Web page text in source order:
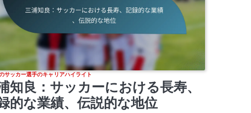
サッカー選手のキャリアハイライト
知良：サッカーにおける長寿、
的な業績、伝説的な地位